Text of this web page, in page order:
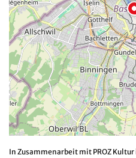
In Zusammenarbeit mit PROZ Kultur